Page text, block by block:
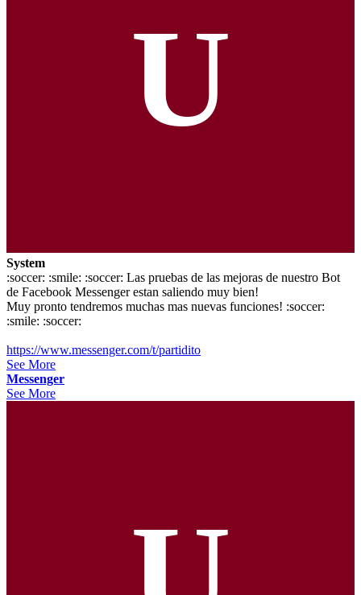
U
System
:soccer: :smile: :soccer: Las pruebas de las mejoras de nuestro Bot
de Facebook Messenger estan saliendo muy bien!
Muy pronto tendremos muchas mas nuevas funciones! :soccer:
:smile: :soccer:
https://www.messenger.com/t/partidito
See More
Messenger
See More